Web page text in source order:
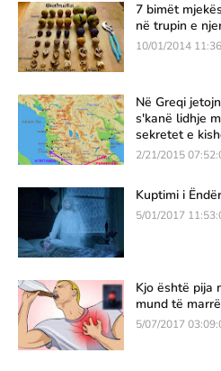
7 bimët
në trupin e
10/01/2014
Në Greqi
s'kanë lidhje
sekretet e
2/21/2015
Kuptimi i
5/01/2017
Kjo është pija
mund të
5/07/2017